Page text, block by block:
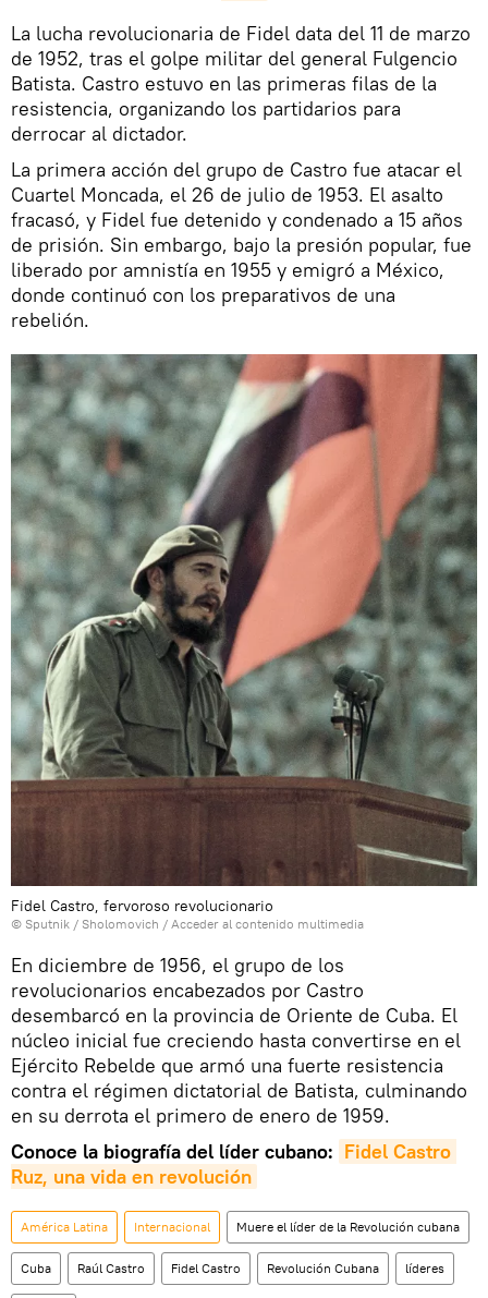
La lucha revolucionaria de Fidel data del 11 de marzo
de 1952, tras el golpe militar del general Fulgencio
Batista. Castro estuvo en las primeras filas de la
resistencia, organizando los partidarios para
derrocar al dictador.
La primera acción del grupo de Castro fue atacar el
Cuartel Moncada, el 26 de julio de 1953. El asalto
fracasó, y Fidel fue detenido y condenado a 15 años
de prisión. Sin embargo, bajo la presión popular, fue
liberado por amnistía en 1955 y emigró a México,
donde continuó con los preparativos de una
rebelión.
Fidel Castro, fervoroso revolucionario
© Sputnik / Sholomovich / Acceder al contenido multimedia
En diciembre de 1956, el grupo de los
revolucionarios encabezados por Castro
desembarcó en la provincia de Oriente de Cuba. El
núcleo inicial fue creciendo hasta convertirse en el
Ejército Rebelde que armó una fuerte resistencia
contra el régimen dictatorial de Batista, culminando
en su derrota el primero de enero de 1959.
Conoce la biografía del líder cubano: Fidel Castro
Ruz, una vida en revolución
América Latina Internacional Muere el líder de la Revolución cubana
Cuba Raúl Castro Fidel Castro Revolución Cubana líderes